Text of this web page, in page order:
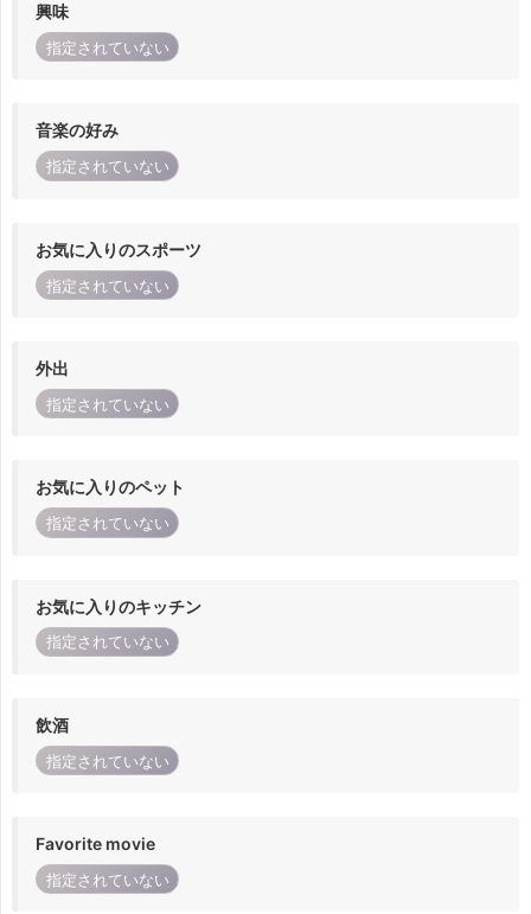
興味
指定されていない
音楽の好み
指定されていない
お気に入りのスポーツ
指定されていない
外出
指定されていない
お気に入りのペット
指定されていない
お気に入りのキッチン
指定されていない
飲酒
指定されていない
Favorite movie
指定されていない